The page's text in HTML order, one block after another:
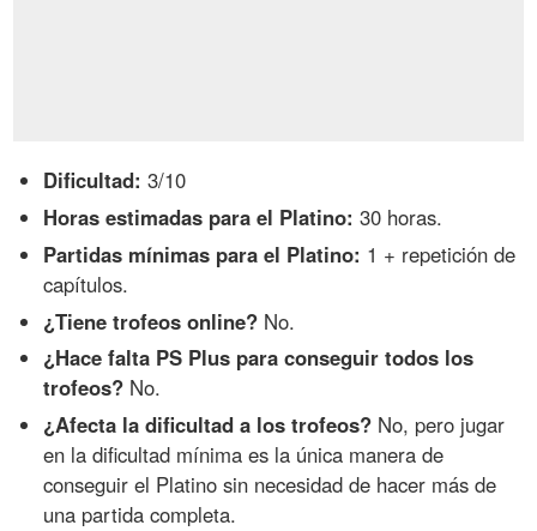
Dificultad: 3/10
Horas estimadas para el Platino: 30 horas.
Partidas mínimas para el Platino: 1 + repetición de
capítulos.
¿Tiene trofeos online? No.
¿Hace falta PS Plus para conseguir todos los
trofeos? No.
¿Afecta la dificultad a los trofeos? No, pero jugar
en la dificultad mínima es la única manera de
conseguir el Platino sin necesidad de hacer más de
una partida completa.